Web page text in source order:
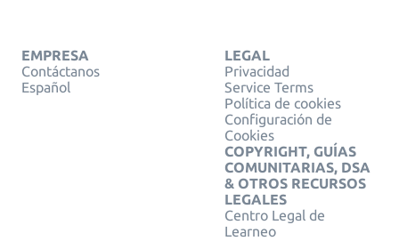
EMPRESA
Contáctanos
Español
LEGAL
Privacidad
Service Terms
Política de cookies
Configuración de
Cookies
COPYRIGHT, GUÍAS
COMUNITARIAS, DSA
& OTROS RECURSOS
LEGALES
Centro Legal de
Learneo